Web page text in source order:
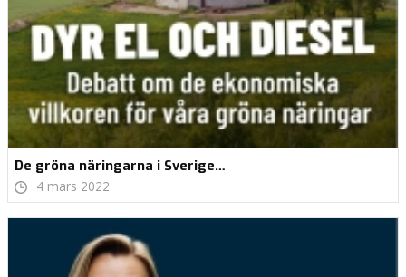
De gröna näringarna i Sverige…
4 mars 2022